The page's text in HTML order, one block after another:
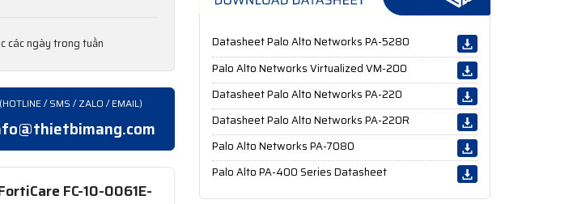
các ngày trong tuần
/ SMS / ZALO / EMAIL)
FC-10-0061E-
Datasheet Palo Alto Networks PA-5280
Palo Alto Networks Virtualized VM-200
Datasheet Palo Alto Networks PA-220
Datasheet Palo Alto Networks PA-220R
Palo Alto Networks PA-7080
Palo Alto PA-400 Series Datasheet